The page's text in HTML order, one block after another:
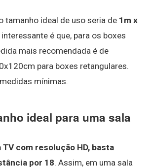
tamanho ideal de uso seria de 1m x
é que, para os boxes
mais recomendada é de
para boxes retangulares.
mínimas.
ideal para uma sala
TV com resolução HD, basta
por 18. Assim, em uma sala